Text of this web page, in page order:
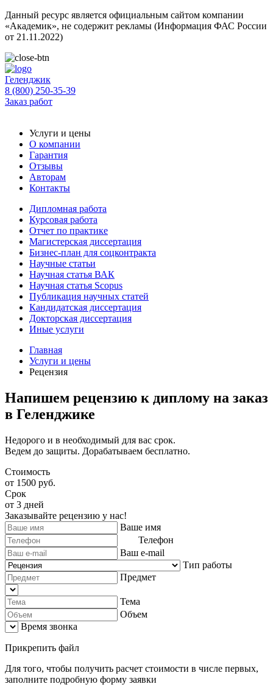
Данный ресурс является официальным сайтом компании
«Академик», не содержит рекламы (Информация ФАС России
от 21.11.2022)
Геленджик
8 (800) 250-35-39
Заказ работ
Услуги и цены
О компании
Гарантия
Отзывы
Авторам
Контакты
Дипломная работа
Курсовая работа
Отчет по практике
Магистерская диссертация
Бизнес-план для соцконтракта
Научные статьи
Научная статья ВАК
Научная статья Scopus
Публикация научных статей
Кандидатская диссертация
Докторская диссертация
Иные услуги
Главная
Услуги и цены
Рецензия
Напишем рецензию к диплому на заказ
в Геленджике
Недорого и в необходимый для вас срок.
Ведем до защиты. Дорабатываем бесплатно.
Стоимость
от 1500 руб.
Срок
от 3 дней
Заказывайте рецензию у нас!
Ваше имя
Телефон
Ваш e-mail
Тип работы
Предмет
Тема
Объем
Время звонка
Прикрепить файл
Для того, чтобы получить расчет стоимости в числе первых,
заполните подробную форму заявки